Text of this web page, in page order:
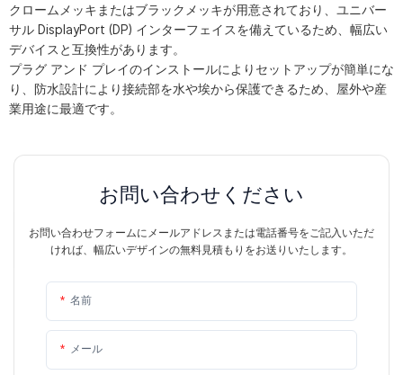
クロームメッキまたはブラックメッキが用意されており、ユニバー
サル DisplayPort (DP) インターフェイスを備えているため、幅広い
デバイスと互換性があります。
プラグ アンド プレイのインストールによりセットアップが簡単にな
り、防水設計により接続部を水や埃から保護できるため、屋外や産
業用途に最適です。
お問い合わせください
お問い合わせフォームにメールアドレスまたは電話番号をご記入いただ
ければ、幅広いデザインの無料見積もりをお送りいたします。
名前
メール